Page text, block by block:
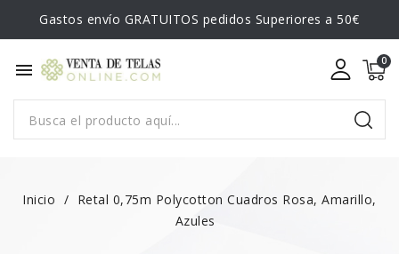
Gastos envío GRATUITOS pedidos Superiores a 50€
menu
Inicio
Retal 0,75m Polycotton Cuadros Rosa, Amarillo,
Azules